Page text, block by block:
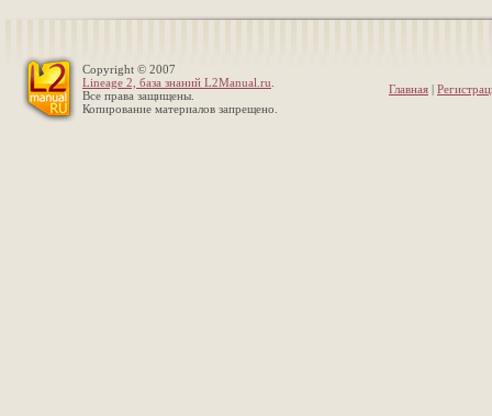
Copyright © 2007
Lineage 2, база знаний L2Manual.ru
Все права защищены.
Копирование материалов запрещено.
Главная |